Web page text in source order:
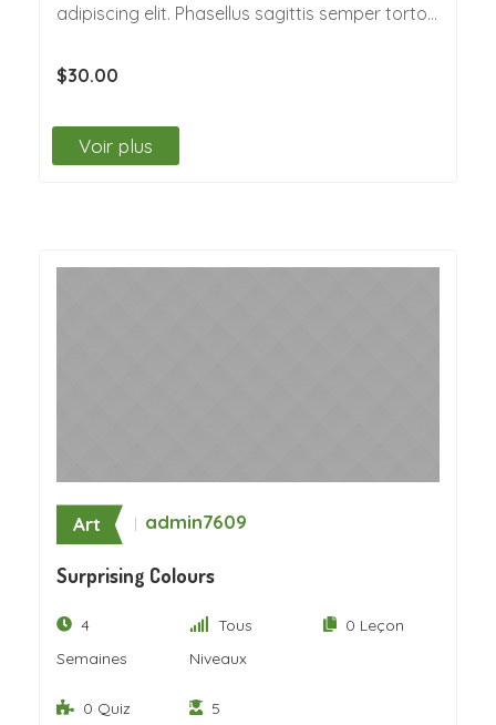
adipiscing elit. Phasellus sagittis semper tortor.
$30.00
Voir plus
Art admin7609
Surprising Colours
4
Semaines
Tous
Niveaux
0 Leçon
0 Quiz
5